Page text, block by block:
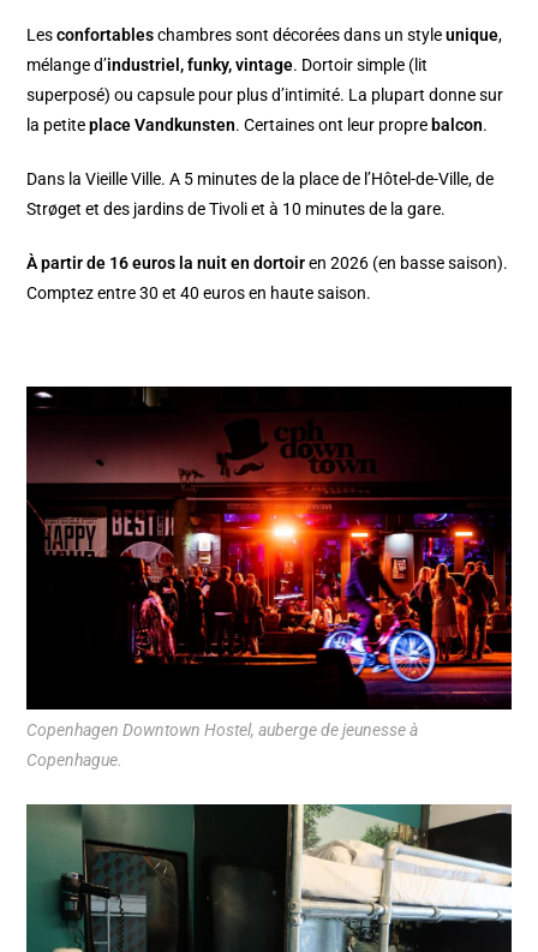
Lesconfortableschambres sont décorées dans un styleunique,
mélange d’industriel, funky, vintage. Dortoir simple (lit
superposé) ou capsule pour plus d’intimité. La plupart donne sur
la petiteplace Vandkunsten. Certaines ont leur propre balcon.
Dans la Vieille Ville. A 5 minutes de la place de l’Hôtel-de-Ville, de
Strøget et des jardins de Tivoli et à 10 minutes de la gare.
À partir de 16 euros la nuit en dortoiren 2026 (en basse saison).
Comptez entre 30 et 40 euros en haute saison.
Copenhagen Downtown Hostel, auberge de jeunesse à
Copenhague.